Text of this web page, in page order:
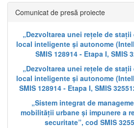
Comunicat de presă proiecte
„Dezvoltarea unei rețele de
local inteligente și autonome
SMIS 128914 - Etapa I, SMIS
„Dezvoltarea unei rețele de
local inteligente și autonome
SMIS 128914 - Etapa I, SMIS
„Sistem integrat de
mobilității urbane și impunere a
securitate”, cod SMIS